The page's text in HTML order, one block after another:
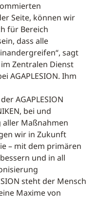
Seite, können wir
für Bereich
dass alle
sagt
Zentralen Dienst
AGAPLESION. Ihm
AGAPLESION
bei und
Maßnahmen
wir in Zukunft
– mit dem primären
und in all
steht der Mensch
Maxime von